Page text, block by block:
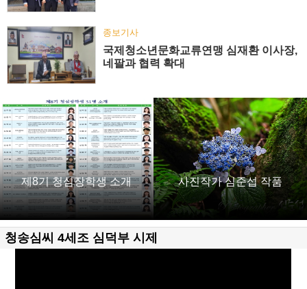
종보기사
국제청소년문화교류연맹 심재환 이사장,
네팔과 협력 확대
제8기 청심장학생 소개 사진작가 심준섭 작품
청송심씨 4세조 심덕부 시제